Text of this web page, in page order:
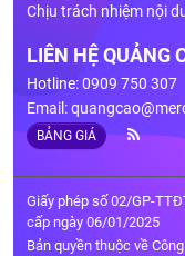
Chịu trách nhiệm nội
LIÊN HỆ QUẢNG
Hotline: 0909 750 307
Email:
BẢNG GIÁ
Giấy phép số 02/GP-
cấp ngày 06/01/2025
Bản quyền thuộc về